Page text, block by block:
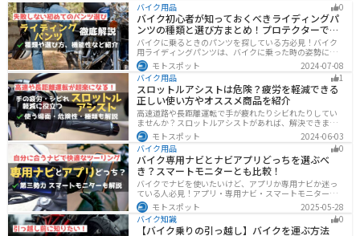
バイク用品 0
バイク初心者が知っておくべきライディングパ
ンツの種類と選び方まとめ！プロテクターで脚
を守ろう
バイクに乗るときのパンツを探している方必見！バイク
用ライディングパンツは、バイクに乗った時の姿勢に最
適化されているので快適にバイクに乗ることができま
す。プロテクター内蔵で安全性も高くなります。この記事
ではパンツの選び方や種類など初心者が知っておくべき
ことをまとめました。
モトスポット
2024-07-08
バイク用品
1
スロットルアシストは危険？疲労を軽減できる
正しい使い方やオススメ商品を紹介
高速道路や長距離運転で手が疲れたりシビれたりしてい
ませんか？スロットルアシストがあれば、解決できま
す。この記事ではスロットルアシストを安全に使う場
面、危険性、種類、オススメの商品について解説しま
す。長距離運転をもっと楽にしたいと思っている人は参
考にしてください。
モトスポット
2024-06-03
バイク用品
0
バイク専用ナビとナビアプリどっちを選ぶべ
き？スマートモニターとも比較！
バイクでナビを使いたいけど、アプリか専用ナビか迷っ
ている人必見！アプリ・専用ナビ・スマートモニターの
メリット、デメリット、どんな人にオススメなのかを解
説します。自分に合ったナビを見つけて快適なツーリン
グライフを送りましょう！
モトスポット
2025-05-28
バイク知識
0
【バイク乗りの引っ越し】バイクを運ぶ方法